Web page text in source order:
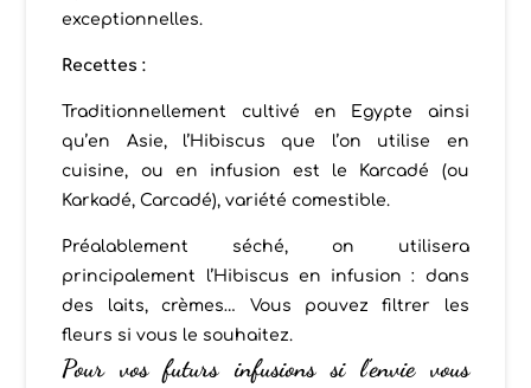
exceptionnelles.
Recettes :
Traditionnellement cultivé en Egypte ainsi
qu’en Asie, l’Hibiscus que l’on utilise en
cuisine, ou en infusion est le Karcadé (ou
Karkadé, Carcadé), variété comestible.
Préalablement séché, on utilisera
principalement l’Hibiscus en infusion : dans
des laits, crèmes… Vous pouvez filtrer les
fleurs si vous le souhaitez.
Pour vos futurs infusions si l’envie vous